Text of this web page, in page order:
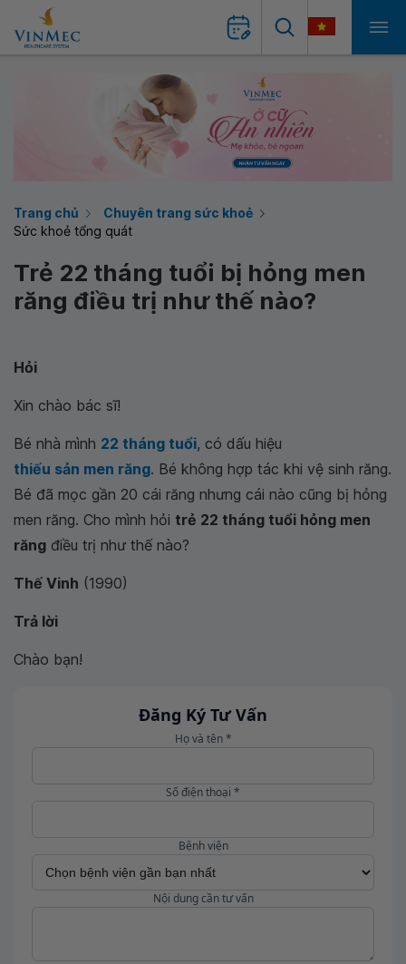
Trang chủ
Chuyên trang sức khoẻ
Sức khoẻ tổng quát
Trẻ 22 tháng tuổi bị hỏng men
răng điều trị như thế nào?
Hỏi
Xin chào bác sĩ!
Bé nhà mình 22 tháng tuổi, có dấu hiệu
thiếu sản men răng. Bé không hợp tác khi vệ sinh răng.
Bé đã mọc gần 20 cái răng nhưng cái nào cũng bị hỏng
men răng. Cho mình hỏi trẻ 22 tháng tuổi hỏng men
răng điều trị như thế nào?
Thế Vinh (1990)
Trả lời
Chào bạn!
Đăng Ký Tư Vấn
Họ và tên *
Số điện thoại *
Bệnh viện
Nội dung cần tư vấn